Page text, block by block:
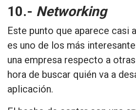
10.- Networking
Este punto que aparece casi
es uno de los más
una empresa respecto a
hora de buscar quién va a
aplicación.